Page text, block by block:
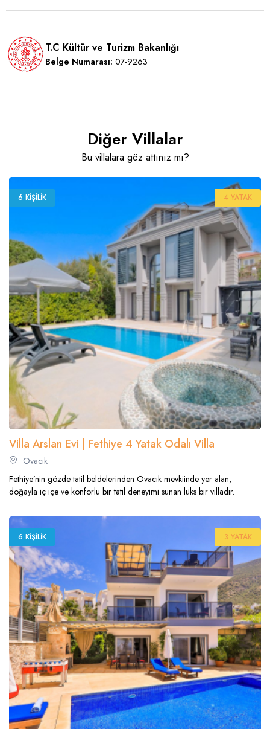
T.C Kültür ve Turizm Bakanlığı
Belge Numarası: 07-9263
Diğer Villalar
Bu villalara göz attınız mı?
6 KIŞILIK 4 YATAK
Villa Arslan Evi | Fethiye 4 Yatak Odalı Villa
Ovacık
Fethiye’nin gözde tatil beldelerinden Ovacık mevkiinde yer alan,
doğayla iç içe ve konforlu bir tatil deneyimi sunan lüks bir villadır.
6 KIŞILIK 3 YATAK